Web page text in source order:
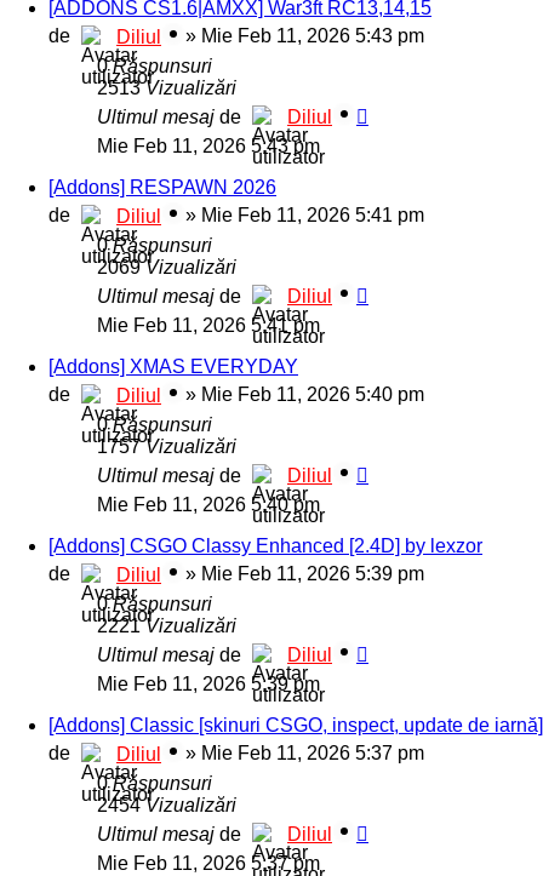
[ADDONS CS1.6|AMXX] War3ft RC13,14,15
de
Diliul » Mie Feb 11, 2026 5:43 pm
0Răspunsuri
2513Vizualizări
Ultimul mesaj de
Diliul
Mie Feb 11, 2026 5:43 pm
[Addons] RESPAWN 2026
de
Diliul » Mie Feb 11, 2026 5:41 pm
0Răspunsuri
2069Vizualizări
Ultimul mesaj de
Diliul
Mie Feb 11, 2026 5:41 pm
[Addons] XMAS EVERYDAY
de
Diliul » Mie Feb 11, 2026 5:40 pm
0Răspunsuri
1757Vizualizări
Ultimul mesaj de
Diliul
Mie Feb 11, 2026 5:40 pm
[Addons] CSGO Classy Enhanced [2.4D] by lexzor
de
Diliul » Mie Feb 11, 2026 5:39 pm
0Răspunsuri
2221Vizualizări
Ultimul mesaj de
Diliul
Mie Feb 11, 2026 5:39 pm
[Addons] Classic [skinuri CSGO, inspect, update de iarnă]
de
Diliul » Mie Feb 11, 2026 5:37 pm
0Răspunsuri
2454Vizualizări
Ultimul mesaj de
Diliul
Mie Feb 11, 2026 5:37 pm